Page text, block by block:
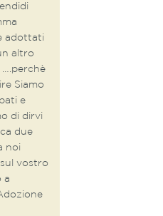
adottati
altro
Siamo
e
di dirvi
due
noi
vostro
a